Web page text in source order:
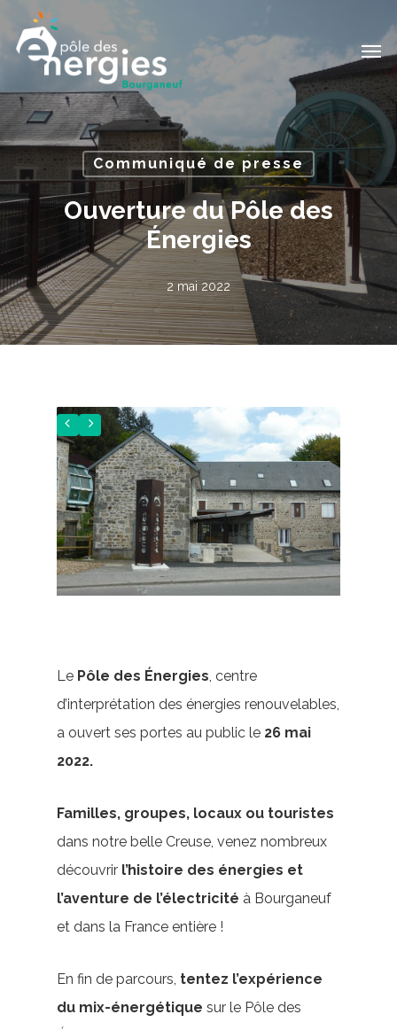
Passer
au
contenu
principal
Communiqué de presse
Ouverture du Pôle des
Énergies
2 mai 2022
Le Pôle des Énergies, centre
d’interprétation des énergies renouvelables,
a ouvert ses portes au public le 26 mai
2022.
Familles, groupes, locaux ou touristes
dans notre belle Creuse, venez nombreux
découvrir l’histoire des énergies et
l’aventure de l’électricité à Bourganeuf
et dans la France entière !
En fin de parcours, tentez l’expérience
du mix-énergétique sur le Pôle des